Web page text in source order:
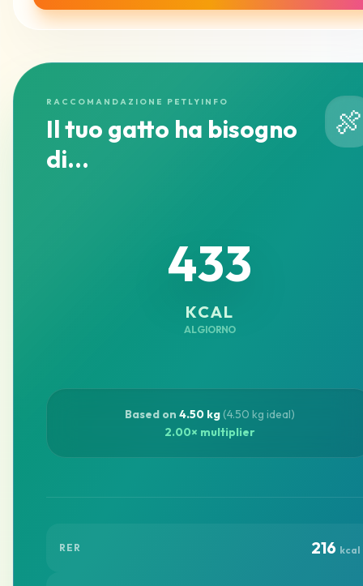
RACCOMANDAZIONE PETLYINFO
Il tuo gatto ha bisogno
di...
433
KCAL
AL GIORNO
Based on 4.50 kg(4.50 kg ideal)
2.00× multiplier
RER 216 kcal